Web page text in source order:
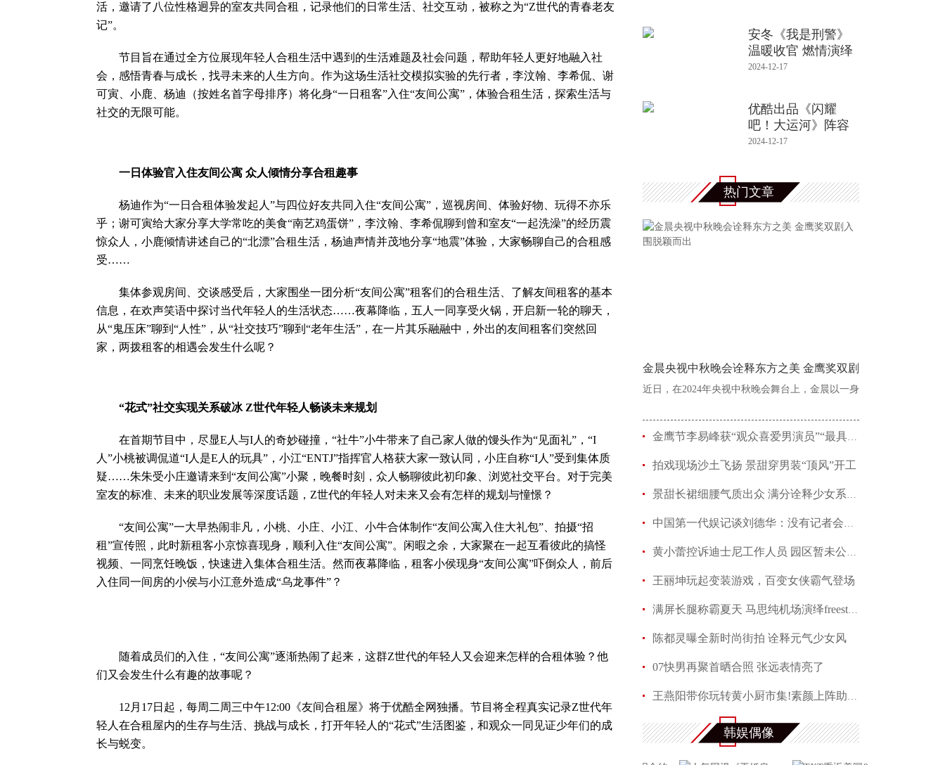
活，邀请了八位性格迥异的室友共同合租，记录他们的日常生活、社交互动，被称之为“Z世代的青春老友
记”。
节目旨在通过全方位展现年轻人合租生活中遇到的生活难题及社会问题，帮助年轻人更好地融入社
会，感悟青春与成长，找寻未来的人生方向。作为这场生活社交模拟实验的先行者，李汶翰、李希侃、谢
可寅、小鹿、杨迪（按姓名首字母排序）将化身“一日租客”入住“友间公寓”，体验合租生活，探索生活与
社交的无限可能。
一日体验官入住友间公寓 众人倾情分享合租趣事
杨迪作为“一日合租体验发起人”与四位好友共同入住“友间公寓”，巡视房间、体验好物、玩得不亦乐
乎；谢可寅给大家分享大学常吃的美食“南艺鸡蛋饼”，李汶翰、李希侃聊到曾和室友“一起洗澡”的经历震
惊众人，小鹿倾情讲述自己的“北漂”合租生活，杨迪声情并茂地分享“地震”体验，大家畅聊自己的合租感
受……
集体参观房间、交谈感受后，大家围坐一团分析“友间公寓”租客们的合租生活、了解友间租客的基本
信息，在欢声笑语中探讨当代年轻人的生活状态……夜幕降临，五人一同享受火锅，开启新一轮的聊天，
从“鬼压床”聊到“人性”，从“社交技巧”聊到“老年生活”，在一片其乐融融中，外出的友间租客们突然回
家，两拨租客的相遇会发生什么呢？
“花式”社交实现关系破冰 Z世代年轻人畅谈未来规划
在首期节目中，尽显E人与I人的奇妙碰撞，“社牛”小牛带来了自己家人做的馒头作为“见面礼”，“I
人”小桃被调侃道“I人是E人的玩具”，小江“ENTJ”指挥官人格获大家一致认同，小庄自称“I人”受到集体质
疑……朱朱受小庄邀请来到“友间公寓”小聚，晚餐时刻，众人畅聊彼此初印象、浏览社交平台。对于完美
室友的标准、未来的职业发展等深度话题，Z世代的年轻人对未来又会有怎样的规划与憧憬？
“友间公寓”一大早热闹非凡，小桃、小庄、小江、小牛合体制作“友间公寓入住大礼包”、拍摄“招
租”宣传照，此时新租客小京惊喜现身，顺利入住“友间公寓”。闲暇之余，大家聚在一起互看彼此的搞怪
视频、一同烹饪晚饭，快速进入集体合租生活。然而夜幕降临，租客小侯现身“友间公寓”吓倒众人，前后
入住同一间房的小侯与小江意外造成“乌龙事件”？
随着成员们的入住，“友间公寓”逐渐热闹了起来，这群Z世代的年轻人又会迎来怎样的合租体验？他
们又会发生什么有趣的故事呢？
12月17日起，每周二周三中午12:00《友间合租屋》将于优酷全网独播。节目将全程真实记录Z世代年
轻人在合租屋内的生存与生活、挑战与成长，打开年轻人的“花式”生活图鉴，和观众一同见证少年们的成
长与蜕变。
安冬《我是刑警》
温暖收官 燃情演绎
重案实
2024-12-17
优酷出品《闪耀
吧！大运河》阵容
官宣，“走运团
2024-12-17
热门文章
金晨央视中秋晚会诠释东方之美 金鹰奖双剧
近日，在2024年央视中秋晚会舞台上，金晨以一身
金鹰节李易峰获“观众喜爱男演员”“最具人气男演
拍戏现场沙土飞扬 景甜穿男装“顶风”开工
景甜长裙细腰气质出众 满分诠释少女系优雅
中国第一代娱记谈刘德华：没有记者会不喜欢他
黄小蕾控诉迪士尼工作人员 园区暂未公开回应当事
王丽坤玩起变装游戏，百变女侠霸气登场
满屏长腿称霸夏天 马思纯机场演绎freestyle
陈都灵曝全新时尚街拍 诠释元气少女风
07快男再聚首晒合照 张远表情亮了
王燕阳带你玩转黄小厨市集!素颜上阵助力嫣然天使
何润东夏日写真魅力多变 黑色蕾丝透视西装性感吸
韩娱偶像